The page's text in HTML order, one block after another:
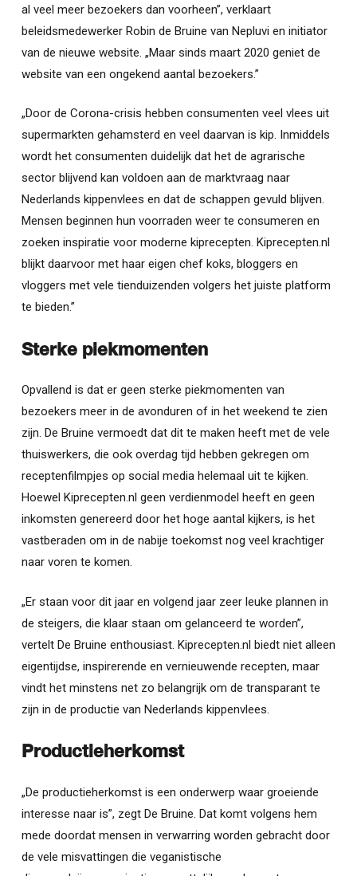
al veel meer bezoekers dan voorheen”, verklaart
beleidsmedewerker Robin de Bruine van Nepluvi en initiator
van de nieuwe website. „Maar sinds maart 2020 geniet de
website van een ongekend aantal bezoekers.”
„Door de Corona-crisis hebben consumenten veel vlees uit
supermarkten gehamsterd en veel daarvan is kip. Inmiddels
wordt het consumenten duidelijk dat het de agrarische
sector blijvend kan voldoen aan de marktvraag naar
Nederlands kippenvlees en dat de schappen gevuld blijven.
Mensen beginnen hun voorraden weer te consumeren en
zoeken inspiratie voor moderne kiprecepten. Kiprecepten.nl
blijkt daarvoor met haar eigen chef koks, bloggers en
vloggers met vele tienduizenden volgers het juiste platform
te bieden.”
Sterke piekmomenten
Opvallend is dat er geen sterke piekmomenten van
bezoekers meer in de avonduren of in het weekend te zien
zijn. De Bruine vermoedt dat dit te maken heeft met de vele
thuiswerkers, die ook overdag tijd hebben gekregen om
receptenfilmpjes op social media helemaal uit te kijken.
Hoewel Kiprecepten.nl geen verdienmodel heeft en geen
inkomsten genereerd door het hoge aantal kijkers, is het
vastberaden om in de nabije toekomst nog veel krachtiger
naar voren te komen.
„Er staan voor dit jaar en volgend jaar zeer leuke plannen in
de steigers, die klaar staan om gelanceerd te worden”,
vertelt De Bruine enthousiast. Kiprecepten.nl biedt niet alleen
eigentijdse, inspirerende en vernieuwende recepten, maar
vindt het minstens net zo belangrijk om de transparant te
zijn in de productie van Nederlands kippenvlees.
Productieherkomst
„De productieherkomst is een onderwerp waar groeiende
interesse naar is”, zegt De Bruine. Dat komt volgens hem
mede doordat mensen in verwarring worden gebracht door
de vele misvattingen die veganistische